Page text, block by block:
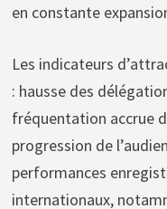
en constante
Les indicateurs
: hausse des
fréquentation accrue
progression de
performances
internationaux,